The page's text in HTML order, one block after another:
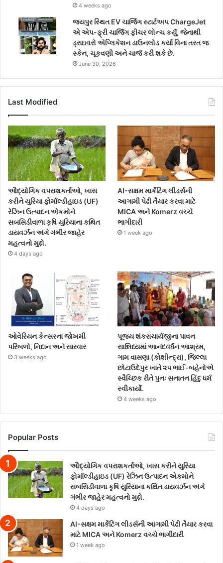
4 weeks ago
જયપુર સ્થિત EV ચાર્જિંગ સ્ટાર્ટઅપ ChargeJet
એ એપ-ફ્રી ચાર્જિંગ ફીચર લોન્ચ કર્યું, જેનાથી
ડ્રાઇવરો એપ્લિકેશન ડાઉનલોડ કર્યા વિના તરત જ
સ્કેન, ચૂકવણી અને ચાર્જ કરી શકે છે.
June 30, 2026
Last Modified
ઔદ્યોગિક વપરાશકર્તાઓ, ખાસ
કરીને યુરિયા ફોર્માલ્ડીહાઇડ (UF)
રેઝિન ઉત્પાદન એકમોને
સબસિડીવાળા કૃષિ યુરિયાના કથિત
ડાયવર્ઝન અંગે ગંભીર જાહેર
મહત્વનો મુદ્દો.
4 days ago
AI-સક્ષમ માર્કેટિંગ લીડર્સની
આગામી પેઢી તૈયાર કરવા માટે
MICA અને Komerz વચ્ચે
ભાગીદારી
1 week ago
ઓવેરિયન કેન્સરના જોખમી
પરિબળો, નિદાન અને સારવાર
3 weeks ago
પૂજ્ય શંકરાચાર્યજીના પાવન
સાન્નિધ્યમાં આનંદવર્ધન આશ્રમ,
ગામ વાસણા (કોશીન્દ્રા), જિલ્લા
છોટાઉદેપુર ખાતે ૨૫ ભાઈ-બહેનોએ
સ્વૈચ્છિક રીતે પુનઃ સનાતન હિંદુ ધર્મ
સ્વીકાર્યો.
4 weeks ago
Popular Posts
ઔદ્યોગિક વપરાશકર્તાઓ, ખાસ કરીને યુરિયા
ફોર્માલ્ડીહાઇડ (UF) રેઝિન ઉત્પાદન એકમોને
સબસિડીવાળા કૃષિ યુરિયાના કથિત ડાયવર્ઝન અંગે
ગંભીર જાહેર મહત્વનો મુદ્દો.
4 days ago
AI-સક્ષમ માર્કેટિંગ લીડર્સની આગામી પેઢી તૈયાર કરવા
માટે MICA અને Komerz વચ્ચે ભાગીદારી
1 week ago